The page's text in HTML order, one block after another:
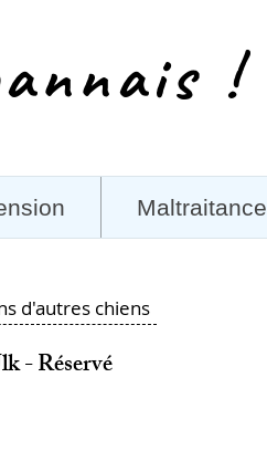
!
Maltraitance
d'autres chiens
- Réservé